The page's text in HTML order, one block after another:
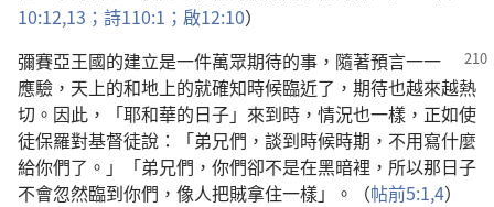
10:12,13； 詩110:1； 啟12:10）
彌賽亞王國的建立是一件萬眾期待的事，隨著預言一一
應驗，天上的和地上的就確知時候臨近了，期待也越來越熱
切。因此，「耶和華的日子」來到時，情況也一樣，正如使
徒保羅對基督徒說：「弟兄們，談到時候時期，不用寫什麼
給你們了。」「弟兄們，你們卻不是在黑暗裡，所以那日子
不會忽然臨到你們，像人把賊拿住一樣」。（帖前5:1,4）